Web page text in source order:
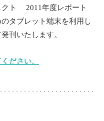
クト 2011年度レポート
タブレット端末を利用し
刊いたします。
ださい。